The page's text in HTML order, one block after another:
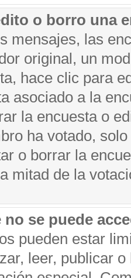
o borro una
mensajes, las
original, un
hace clic para
asociado a la
la encuesta o
ha votado,
o borrar la
mitad de la
no se puede
pueden estar
leer, publicar